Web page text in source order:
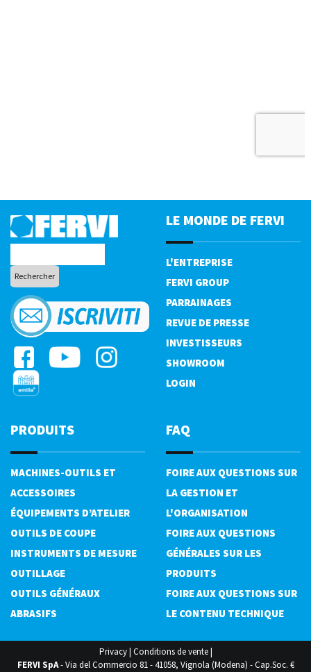
LE MONDE DE FERVI
L'ENTREPRISE
FERVI GROUP
PARRAINAGES
REVUE DE PRESSE
INVESTISSEURS
SHOWROOM
LOGIN
PRODUITS
MACHINES-OUTILS ET
ACCESSOIRES
ÉQUIPEMENTS D’ATELIER
OUTILS DE COUPE
INSTRUMENTS DE MESURE
OUTILLAGE
OUTILS GÉNÉRAUX
ABRASIFS
FAQ
FOIRE AUX QUESTIONS SUR
LA GESTION ET
L'ORGANISATION
FOIRE AUX QUESTIONS
GÉNÉRALES SUR LES
PRODUITS
FOIRE AUX QUESTIONS SUR
LE CONTENU TECHNIQUE
Privacy| Conditions de vente|
FERVI SpA- Via del Commercio 81 - 41058, Vignola (Modena) - Cap.Soc. €